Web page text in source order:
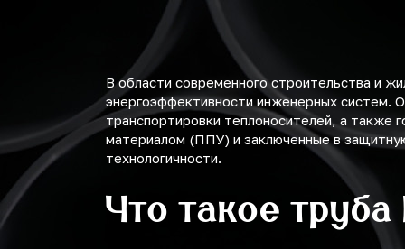
В области современного строительства и
энергоэффективности инженерных систем.
транспортировки теплоносителей, а также
материалом (ППУ) и заключенные в
технологичности.
Что такое